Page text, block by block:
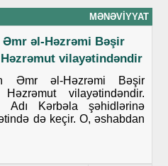
MƏNƏVIYYAT
əl-Həzrəmi Bəşir
vilayətindəndir
Əmr əl-Həzrəmi Bəşir
vilayətindəndir.
Adı Kərbəla şəhidlərinə
də keçir. O, əshabdan